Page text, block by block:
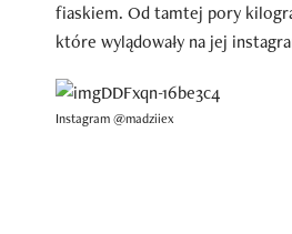
fiaskiem. Od tamtej pory
które wylądowały na jej
Instagram @madziiex